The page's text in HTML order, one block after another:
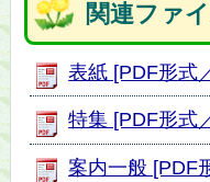
関連ファ
表紙 [PDF形式
特集 [PDF形式
案内一般 [PDF